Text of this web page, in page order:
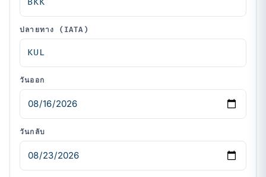
ปลายทาง (IATA)
วันออก
วันกลับ